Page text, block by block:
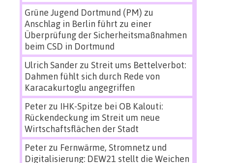
Grüne Jugend Dortmund (PM) zu
Anschlag in Berlin führt zu einer
Überprüfung der Sicherheitsmaßnahmen
beim CSD in Dortmund
Ulrich Sanderzu Streit ums Bettelverbot:
Dahmen fühlt sich durch Rede von
Karacakurtoglu angegriffen
Peterzu IHK-Spitze bei OB Kalouti:
Rückendeckung im Streit um neue
Wirtschaftsflächen der Stadt
Peterzu Fernwärme, Stromnetz und
Digitalisierung: DEW21 stellt die Weichen